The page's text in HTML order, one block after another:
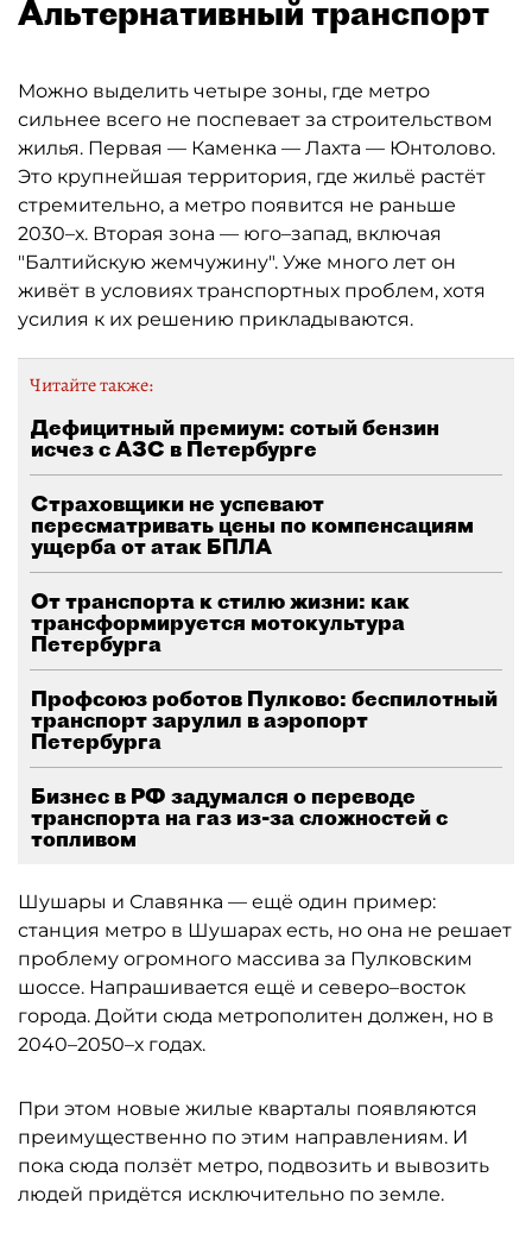
Альтернативный транспорт
Можно выделить четыре зоны, где метро
сильнее всего не поспевает за строительством
жилья. Первая — Каменка — Лахта — Юнтолово.
Это крупнейшая территория, где жильё растёт
стремительно, а метро появится не раньше
2030–х. Вторая зона — юго–запад, включая
"Балтийскую жемчужину". Уже много лет он
живёт в условиях транспортных проблем, хотя
усилия к их решению прикладываются.
Читайте также:
Дефицитный премиум: сотый бензин
исчез с АЗС в Петербурге
Страховщики не успевают
пересматривать цены по компенсациям
ущерба от атак БПЛА
От транспорта к стилю жизни: как
трансформируется мотокультура
Петербурга
Профсоюз роботов Пулково: беспилотный
транспорт зарулил в аэропорт
Петербурга
Бизнес в РФ задумался о переводе
транспорта на газ из-за сложностей с
топливом
Шушары и Славянка — ещё один пример:
станция метро в Шушарах есть, но она не решает
проблему огромного массива за Пулковским
шоссе. Напрашивается ещё и северо–восток
города. Дойти сюда метрополитен должен, но в
2040–2050–х годах.
При этом новые жилые кварталы появляются
преимущественно по этим направлениям. И
пока сюда ползёт метро, подвозить и вывозить
людей придётся исключительно по земле.